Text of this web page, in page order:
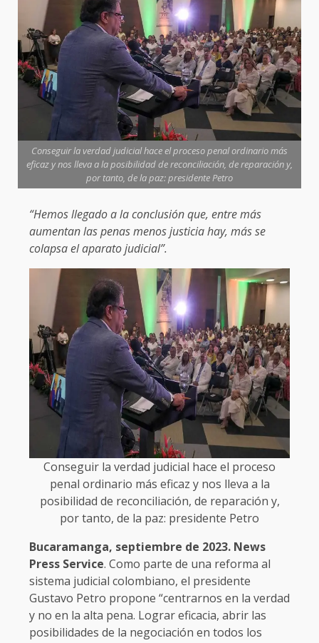
Conseguir la verdad judicial hace el proceso penal ordinario más
eficaz y nos lleva a la posibilidad de reconciliación, de reparación y,
por tanto, de la paz: presidente Petro
“Hemos llegado a la conclusión que, entre más
aumentan las penas menos justicia hay, más se
colapsa el aparato judicial”.
Conseguir la verdad judicial hace el proceso
penal ordinario más eficaz y nos lleva a la
posibilidad de reconciliación, de reparación y,
por tanto, de la paz: presidente Petro
Bucaramanga, septiembre de 2023. News
Press Service. Como parte de una reforma al
sistema judicial colombiano, el presidente
Gustavo Petro propone “centrarnos en la verdad
y no en la alta pena. Lograr eficacia, abrir las
posibilidades de la negociación en todos los